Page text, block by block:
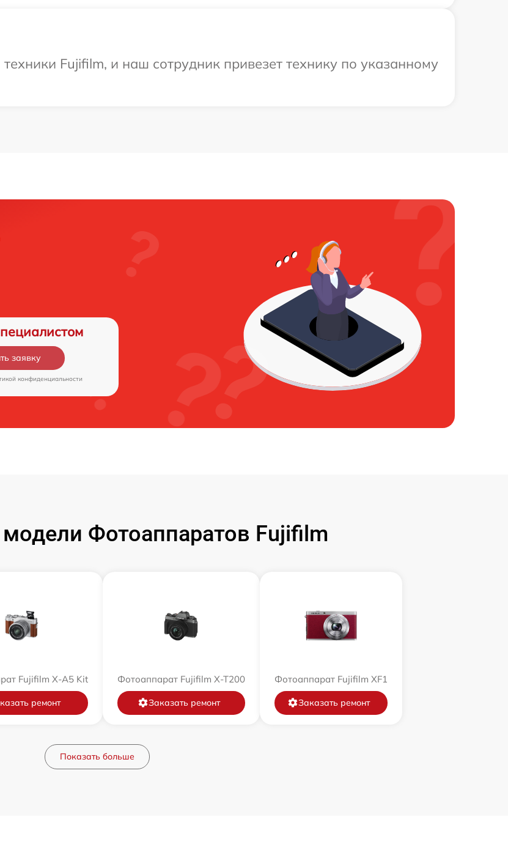
Fujifilm, и наш сотрудник привезет технику по указанному
заявку
конфиденциальности
Фотоаппаратов Fujifilm
Fujifilm X-A5 Kit
ремонт
Фотоаппарат Fujifilm X-T200
Заказать ремонт
Фотоаппарат Fujifilm XF1
Заказать ремонт
Показать больше